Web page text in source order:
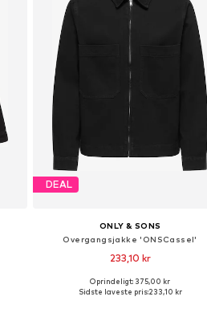
DEAL
ONLY & SONS
Overgangsjakke 'ONSCassel'
233,10 kr
Oprindeligt: 375,00 kr
Sidste laveste pris:233,10 kr